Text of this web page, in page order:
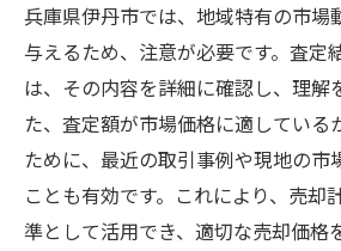
兵庫県伊丹市では、地域特有の市場
与えるため、注意が必要です。査定
は、その内容を詳細に確認し、理解
た、査定額が市場価格に適している
ために、最近の取引事例や現地の市
ことも有効です。これにより、売却
準として活用でき、適切な売却価格